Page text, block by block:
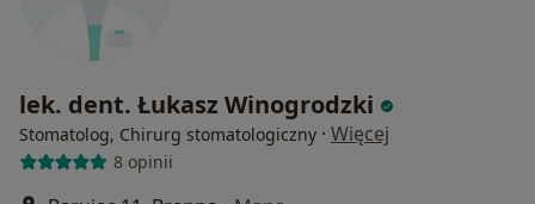
lek. dent. Łukasz Winogrodzki
Stomatolog, Chirurg stomatologiczny · Więcej
8 opinii